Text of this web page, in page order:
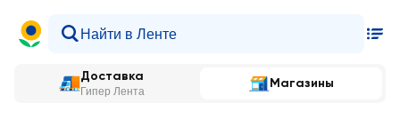
Доставка
Гипер Лента
Магазины